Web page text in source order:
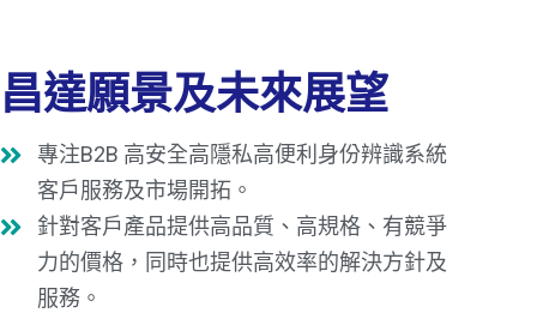
昌達願景及未來展望
專注B2B 高安全高隱私高便利身份辨識系統
客戶服務及市場開拓。
針對客戶產品提供高品質、高規格、有競爭
力的價格，同時也提供高效率的解決方針及
服務。